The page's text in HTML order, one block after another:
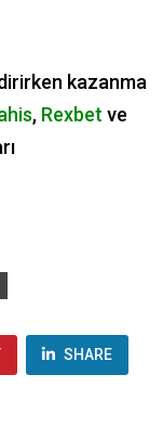
kazanma
, Rexbet ve
SHARE